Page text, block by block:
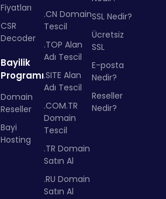
Fiyatları
CSR
Decoder
Bayilik
Programı
Domain
Reseller
Bayi
Hosting
.CN Domain
Tescil
.TOP Alan
Adı Tescil
.SITE Alan
Adı Tescil
.COM.TR
Domain
Tescil
.TR Domain
Satın Al
.RU Domain
Satın Al
SSL Nedir?
Ücretsiz
SSL
E-posta
Nedir?
Reseller
Nedir?